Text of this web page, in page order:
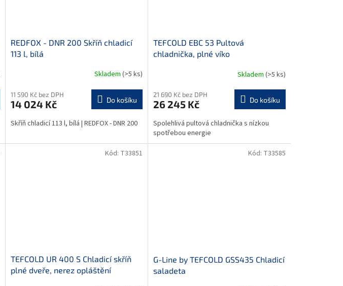
REDFOX - DNR 200 Skříň chladicí
113 l, bílá
Skladem (>5 ks)
11 590 Kč bez DPH
14 024 Kč Do košíku
Skříň chladicí 113 l, bílá | REDFOX - DNR 200
TEFCOLD EBC 53 Pultová
chladnička, plné víko
Skladem (>5 ks)
21 690 Kč bez DPH
26 245 Kč Do košíku
Spolehlivá pultová chladnička s nízkou
spotřebou energie
TEFCOLD UR 400 S Chladicí skříň
plné dveře, nerez opláštění
Kód: T33851
G-Line by TEFCOLD GSS435 Chladicí
saladeta
Kód: T33585